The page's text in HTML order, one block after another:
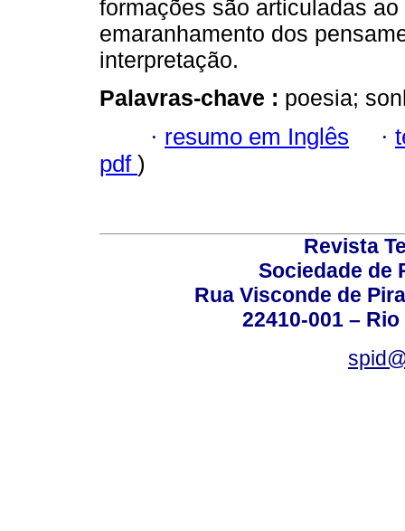
formações são articuladas
emaranhamento dos
interpretação.
Palavras-chave : poesia;
· resumo em Inglês ·
pdf )
Revista
Sociedade de
Rua Visconde de
22410-001 –